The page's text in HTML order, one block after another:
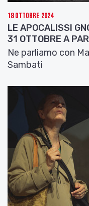
18 Ottobre 2024
LE APOCALISSI
31 OTTOBRE A
Ne parliamo con
Sambati